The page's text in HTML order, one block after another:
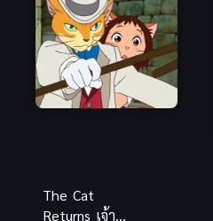
The Cat
Returns เจ้า